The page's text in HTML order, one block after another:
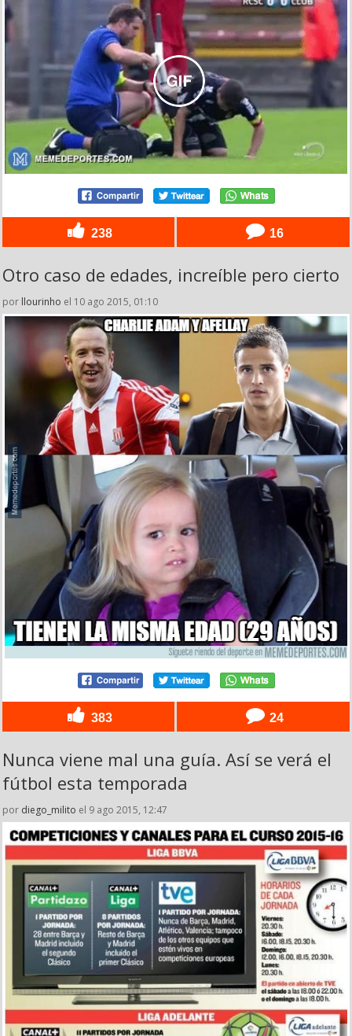
238 16
Otro caso de edades, increíble pero cierto
por llourinho el 10 ago 2015, 01:10
383 24
Nunca viene mal una guía. Así se verá el
fútbol esta temporada
por diego_milito el 9 ago 2015, 12:47